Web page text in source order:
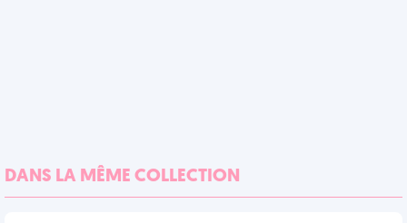
DANS LA MÊME COLLECTION